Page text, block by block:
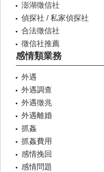
澎湖徵信社
偵探社 / 私家偵探社
合法徵信社
徵信社推薦
感情類業務
外遇
外遇調查
外遇徵兆
外遇離婚
抓姦
抓姦費用
感情挽回
感情問題